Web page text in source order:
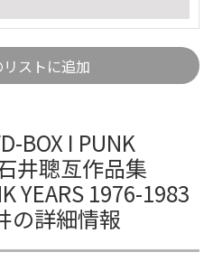
ストに追加
BOX I PUNK
井聰亙作品集
YEARS 1976-1983
の詳細情報